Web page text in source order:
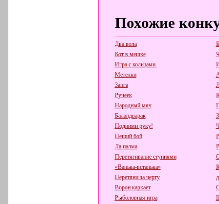
Похожие
Два вола
Кот в мешке
Игра с кольцами.
Метелки
Занга
Ручеек
Народный мяч
Баландварак
Подними руку!
Пеший бой
Ла палма
Перетягивание ступнями
«Ванька-встанька»
Перетяни за черту
Ворон каркает
Рыболовная игра